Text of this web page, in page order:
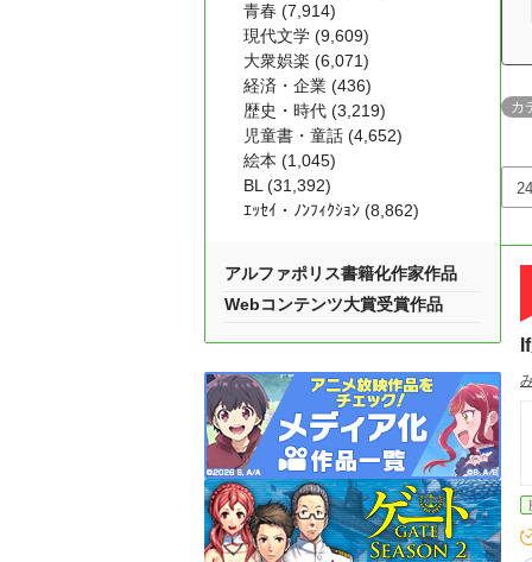
カ
青春 (7,914)
現代文学 (9,609)
大衆娯楽 (6,071)
経済・企業 (436)
歴史・時代 (3,219)
児童書・童話 (4,652)
絵本 (1,045)
BL (31,392)
ｴｯｾｲ・ﾉﾝﾌｨｸｼｮﾝ (8,862)
アルファポリス書籍化作家作品
Webコンテンツ大賞受賞作品